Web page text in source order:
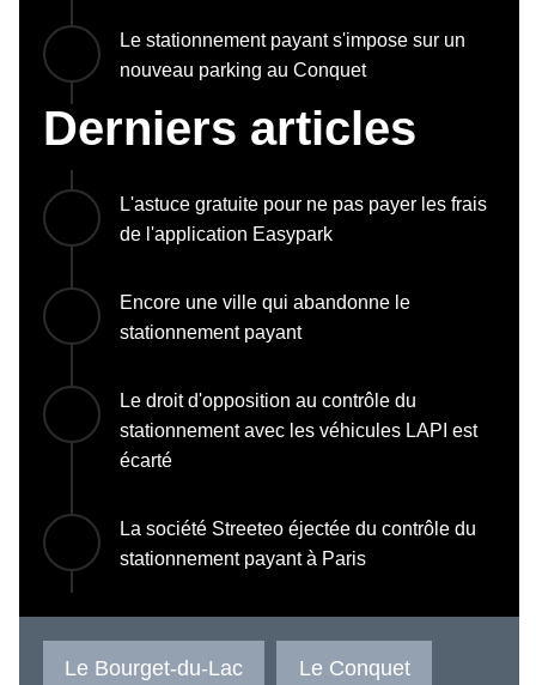
Le stationnement payant s'impose sur un
nouveau parking au Conquet
Derniers articles
L'astuce gratuite pour ne pas payer les frais
de l'application Easypark
Encore une ville qui abandonne le
stationnement payant
Le droit d'opposition au contrôle du
stationnement avec les véhicules LAPI est
écarté
La société Streeteo éjectée du contrôle du
stationnement payant à Paris
Le Bourget-du-Lac Le Conquet